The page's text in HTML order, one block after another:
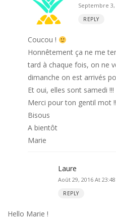
Septembre 3,
REPLY
Coucou !
Honnêtement ça ne me
tard à chaque fois, on ne
dimanche on est arrivés
Et oui, elles sont samedi !!!
Merci pour ton gentil mot
Bisous
A bientôt
Marie
Laure
Août 29, 2016 At 23:48
REPLY
Hello Marie !